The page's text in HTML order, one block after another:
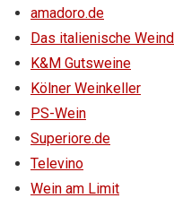
amadoro.de
Das italienische
K&M Gutsweine
Kölner Weinkeller
PS-Wein
Superiore.de
Televino
Wein am Limit